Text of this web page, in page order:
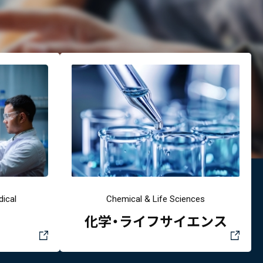
Chemical & Life Sciences
化学・ライフサイエンス